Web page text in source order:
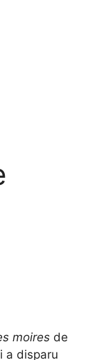
moires de
a disparu